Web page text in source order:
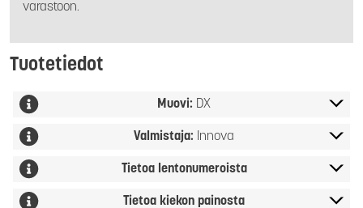
varastoon.
Tuotetiedot
Muovi: DX
Valmistaja: Innova
Tietoa lentonumeroista
Tietoa kiekon painosta